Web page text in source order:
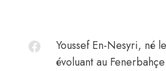
Youssef En-Nesyri, né
évoluant au Fenerbahçe